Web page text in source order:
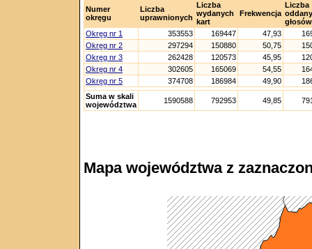
Numer
okręgu
Liczba
uprawnionych
Liczba
wydanych
kart
Frekwencja
Liczba
głosów
Okręg nr 1
353553 169447 47,93
Okręg nr 2
297294 150880 50,75
Okręg nr 3
262428 120573 45,95
Okręg nr 4
302605 165069 54,55
Okręg nr 5
374708 186984 49,90
Suma w skali
województwa
1590588 792953 49,85
Mapa województwa z